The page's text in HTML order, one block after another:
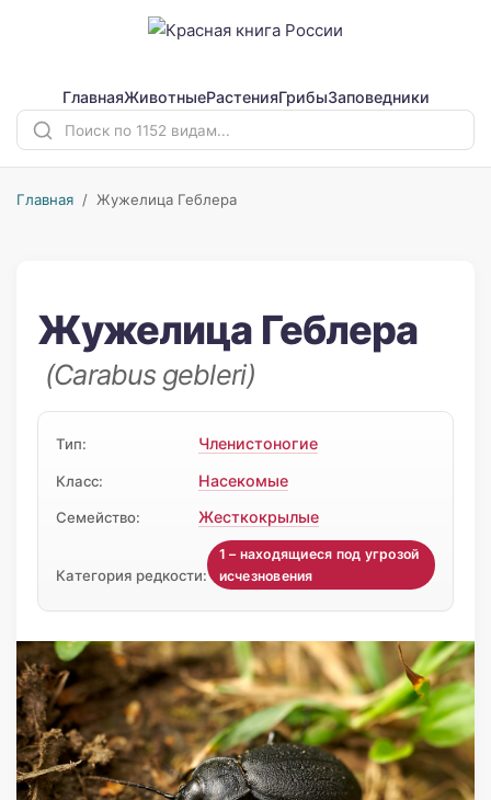
ГлавнаяЖивотныеРастенияГрибыЗаповедники
Главная / Жужелица Геблера
Жужелица Геблера
(Carabus gebleri)
Тип: Членистоногие
Класс: Насекомые
Семейство: Жесткокрылые
Категория редкости:
1 – находящиеся под угрозой
исчезновения